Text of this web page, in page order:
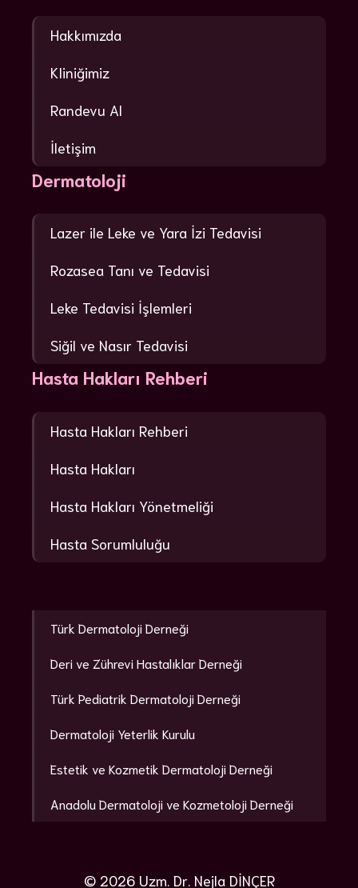
Hakkımızda
Kliniğimiz
Randevu Al
İletişim
Dermatoloji
Lazer ile Leke ve Yara İzi Tedavisi
Rozasea Tanı ve Tedavisi
Leke Tedavisi İşlemleri
Siğil ve Nasır Tedavisi
Hasta Hakları Rehberi
Hasta Hakları Rehberi
Hasta Hakları
Hasta Hakları Yönetmeliği
Hasta Sorumluluğu
Türk Dermatoloji Derneği
Deri ve Zührevi Hastalıklar Derneği
Türk Pediatrik Dermatoloji Derneği
Dermatoloji Yeterlik Kurulu
Estetik ve Kozmetik Dermatoloji Derneği
Anadolu Dermatoloji ve Kozmetoloji Derneği
© 2026 Uzm. Dr. Nejla DİNÇER